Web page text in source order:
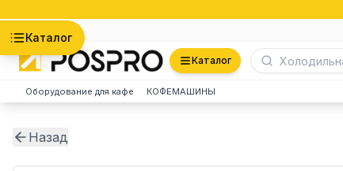
Каталог
Каталог
Оборудование для кафе КОФЕМАШИНЫ
Назад